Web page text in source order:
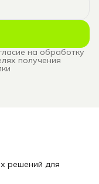
на обработку
получения
решений для